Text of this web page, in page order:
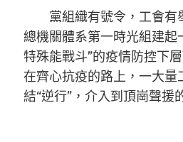
黨組織有號令，工會有
總機關體系第一時光組建起
特殊能戰斗”的疫情防控下
在齊心抗疫的路上，一大量
結“逆行”，介入到頂崗聲援